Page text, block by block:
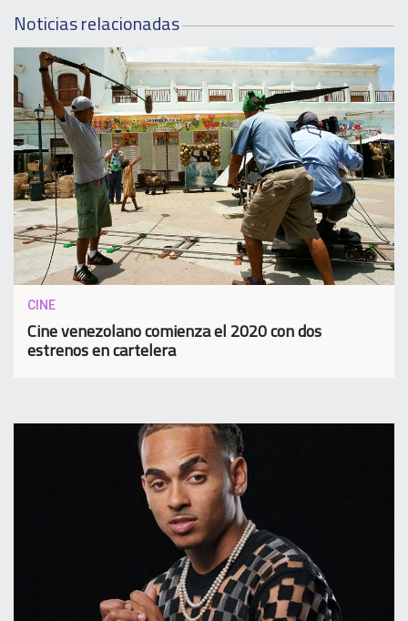
Noticias relacionadas
CINE
Cine venezolano comienza el 2020 con dos
estrenos en cartelera